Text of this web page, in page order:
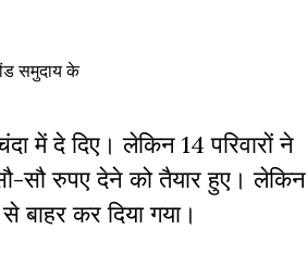
समुदाय के
में दे दिए। लेकिन 14 परिवारों ने
सौ रुपए देने को तैयार हुए। लेकिन
बाहर कर दिया गया।